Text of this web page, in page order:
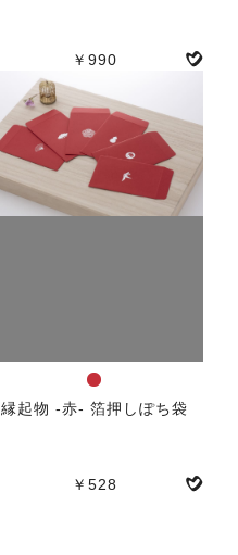
￥990
人気
縁起物 -赤- 箔押しぽち袋
￥528